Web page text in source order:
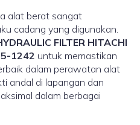
alat berat sangat
cadang yang digunakan.
FILTER HITACHI
1242 untuk memastikan
dalam perawatan alat
andal di lapangan dan
dalam berbagai